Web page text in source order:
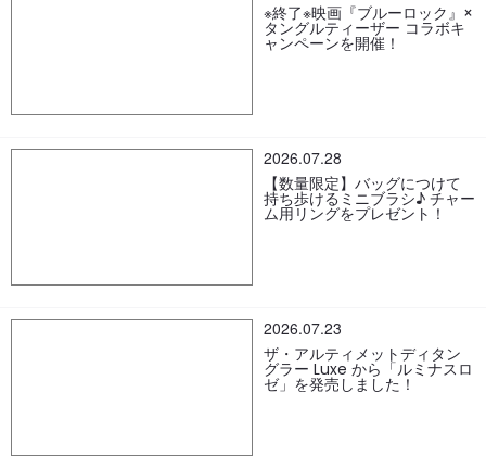
※終了※映画『ブルーロック』×
タングルティーザー コラボキ
ャンペーンを開催！
2026.07.28
【数量限定】バッグにつけて
持ち歩けるミニブラシ♪ チャー
ム用リングをプレゼント！
2026.07.23
ザ・アルティメットディタン
グラー Luxe から「ルミナスロ
ゼ」を発売しました！